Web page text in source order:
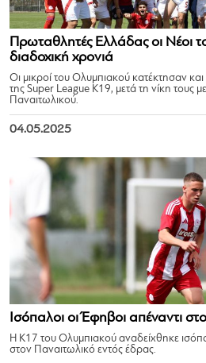
Πρωταθλητές Ελλάδας οι Νέοι
διαδοχική χρονιά
Οι μικροί του Ολυμπιακού κατέκτησαν
της Super League Κ19, μετά τη νίκη τους
Παναιτωλικού.
04.05.2025
Ισόπαλοι οι Έφηβοι απέναντι
Η Κ17 του Ολυμπιακού αναδείχθηκε
στον Παναιτωλικό εντός έδρας.